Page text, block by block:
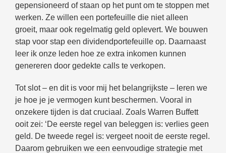
gepensioneerd of staan op het punt om te stoppen met
werken. Ze willen een portefeuille die niet alleen
groeit, maar ook regelmatig geld oplevert. We bouwen
stap voor stap een dividendportefeuille op. Daarnaast
leer ik onze leden hoe ze extra inkomen kunnen
genereren door gedekte calls te verkopen.
Tot slot – en dit is voor mij het belangrijkste – leren we
je hoe je je vermogen kunt beschermen. Vooral in
onzekere tijden is dat cruciaal. Zoals Warren Buffett
ooit zei: ‘De eerste regel van beleggen is: verlies geen
geld. De tweede regel is: vergeet nooit de eerste regel.
Daarom gebruiken we een eenvoudige strategie met